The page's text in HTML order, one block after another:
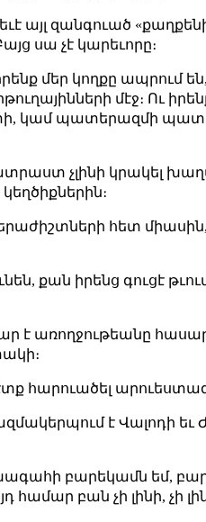
այլ զանգուած
սա չէ կարեւորը։
մեր կողքը ապրում են,
մէջ։ Ու
կամ պատերազմի
չլինի կրակել
հետ միասին,
քան իրենց գուցէ
է առողջութեանը
հարուածել
է Վալոդի եւ
բարեկամն եմ,
համար բան չի լինի, չի